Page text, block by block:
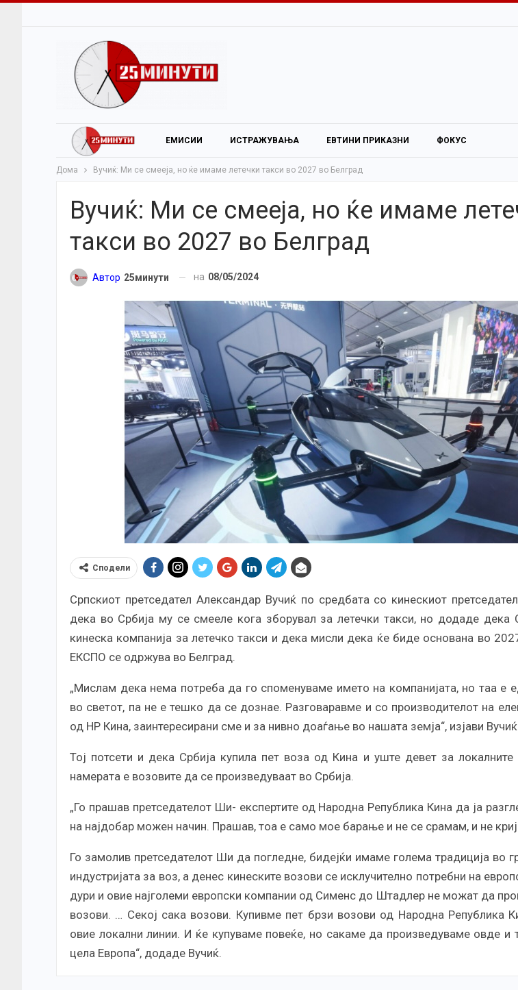
ЕМИСИИ ИСТРАЖУВАЊА ЕВТИНИ ПРИКАЗНИ ФОКУС
Дома Вучиќ: Ми се смееја, но ќе имаме летечки такси во 2027 во Белград
Вучиќ: Ми се смееја, но ќе имаме
такси во 2027 во Белград
Автор 25минути на 08/05/2024
Сподели
Српскиот претседател Александар Вучиќ по средбата со кинескиот
дека во Србија му се смееле кога зборувал за летечки такси, но додаде дека
кинеска компанија за летечко такси и дека мисли дека ќе биде основана во
ЕКСПО се одржува во Белград.
„Мислам дека нема потреба да го споменуваме името на компанијата, но таа е
во светот, па не е тешко да се дознае. Разговаравме и со производителот на
од НР Кина, заинтересирани сме и за нивно доаѓање во нашата земја“, изјави
Тој потсети и дека Србија купила пет воза од Кина и уште девет за
намерата е возовите да се произведуваат во Србија.
„Го прашав претседателот Ши- експертите од Народна Република Кина да ја
на најдобар можен начин. Прашав, тоа е само мое барање и не се срамам, и не
Го замолив претседателот Ши да погледне, бидејќи имаме голема традиција во
индустријата за воз, а денес кинеските возови се исклучително потребни на
дури и овие најголеми европски компании од Сименс до Штадлер не можат да
возови. … Секој сака возови. Купивме пет брзи возови од Народна Република
овие локални линии. И ќе купуваме повеќе, но сакаме да произведуваме овде и
цела Европа“, додаде Вучиќ.